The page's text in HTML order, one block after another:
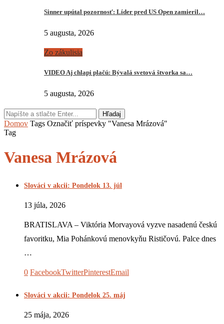
Sinner upútal pozornosť: Líder pred US Open zamieril…
5 augusta, 2026
Zo zákulisia
VIDEO Aj chlapi plačú: Bývalá svetová štvorka sa…
5 augusta, 2026
Hľadaj
Domov Tags Označiť príspevky "Vanesa Mrázová"
Tag
Vanesa Mrázová
Slováci v akcii: Pondelok 13. júl
13 júla, 2026
BRATISLAVA – Viktória Morvayová vyzve nasadenú českú
favoritku, Mia Pohánkovú menovkyňu Rističovú. Palce dnes
…
0 FacebookTwitterPinterestEmail
Slováci v akcii: Pondelok 25. máj
25 mája, 2026